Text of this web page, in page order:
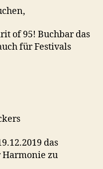
of 95! Buchbar das
für Festivals
das
zu